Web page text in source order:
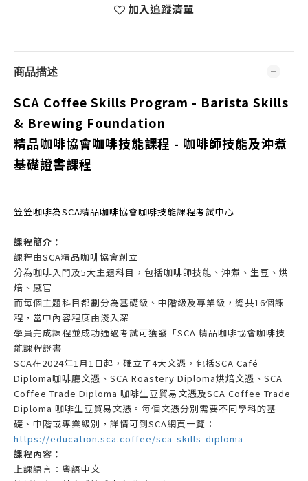
加入追蹤清單
商品描述
SCA Coffee Skills Program - Barista Skills
& Brewing Foundation
精品咖啡協會咖啡技能課程 - 咖啡師技能及沖煮
基礎證書課程
笠笠咖啡為SCA精品咖啡協會咖啡技能課程考試中心
課程簡介 ：
課程由SCA精品咖啡協會創立
分為咖啡入門及5大主題科目，包括咖啡師技能、沖煮、生豆、烘
焙、感官
而每個主題科目都劃分為基礎級、中階級及專業級，總共16個課
程，當中內容程度由淺入深
學員完成課程並成功通過考試可獲發「SCA 精品咖啡協會咖啡技
能課程證書 」
SCA在2024年1月1日起，確立了4大文憑，包括SCA Café
Diploma咖啡廳文憑、SCA Roastery Diploma烘焙文憑、SCA
Coffee Trade Diploma 咖啡生豆貿易文憑及SCA Coffee Trade
Diploma 咖啡生豆貿易文憑。每個文憑分別需要不同學科的基
礎、中階或專業級別，詳情可到SCA網頁一覽：
https://education.sca.coffee/sca-skills-diploma
課程內容：
上課語言：粵語中文